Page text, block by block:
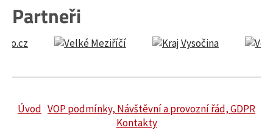
Partneři
Úvod VOP podmínky, Návštěvní a provozní řád, GDPR
Kontakty